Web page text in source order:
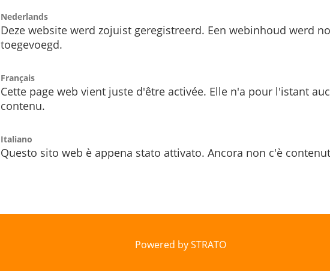
Nederlands
Deze website werd zojuist geregistreerd. Een webinhoud werd
toegevoegd.
Français
Cette page web vient juste d'être activée. Elle n'a pour l'istant
contenu.
Italiano
Questo sito web è appena stato attivato. Ancora non c'è
Powered by STRATO